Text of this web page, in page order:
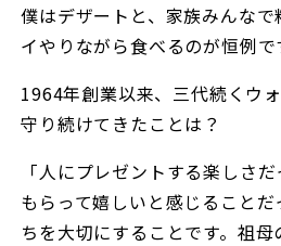
僕はデザートと、家族みんな
イやりながら食べるのが恒例で
1964年創業以来、三代続くウ
守り続けてきたことは？
「人にプレゼントする楽しさ
もらって嬉しいと感じること
ちを大切にすることです。祖